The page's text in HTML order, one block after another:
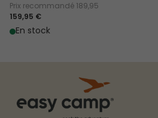
Prix recommandé 189,95
159,95 €
En stock